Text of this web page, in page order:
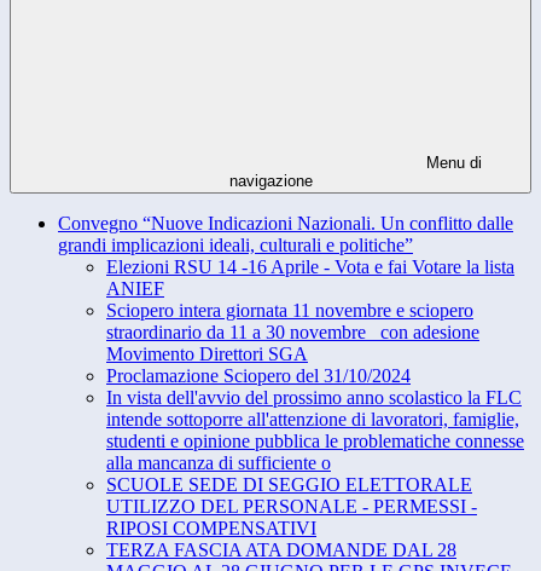
Menu di
navigazione
Convegno “Nuove Indicazioni Nazionali. Un conflitto dalle
grandi implicazioni ideali, culturali e politiche”
Elezioni RSU 14 -16 Aprile - Vota e fai Votare la lista
ANIEF
Sciopero intera giornata 11 novembre e sciopero
straordinario da 11 a 30 novembre_ con adesione
Movimento Direttori SGA
Proclamazione Sciopero del 31/10/2024
In vista dell'avvio del prossimo anno scolastico la FLC
intende sottoporre all'attenzione di lavoratori, famiglie,
studenti e opinione pubblica le problematiche connesse
alla mancanza di sufficiente o
SCUOLE SEDE DI SEGGIO ELETTORALE
UTILIZZO DEL PERSONALE - PERMESSI -
RIPOSI COMPENSATIVI
TERZA FASCIA ATA DOMANDE DAL 28